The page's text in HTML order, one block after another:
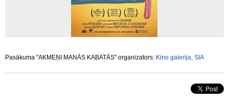
Pasākuma "AKMEŅI MANĀS KABATĀS" organizators: Kino galerija, SIA